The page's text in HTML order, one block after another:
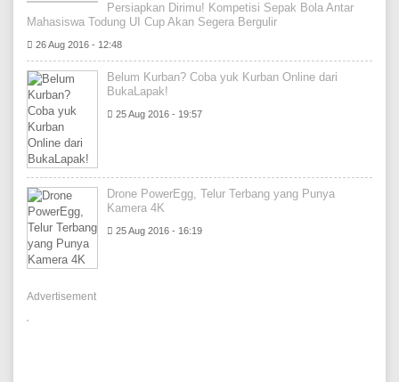
Persiapkan Dirimu! Kompetisi Sepak Bola Antar
Mahasiswa Todung UI Cup Akan Segera Bergulir
26 Aug 2016 - 12:48
Belum Kurban? Coba yuk Kurban Online dari
BukaLapak!
25 Aug 2016 - 19:57
Drone PowerEgg, Telur Terbang yang Punya
Kamera 4K
25 Aug 2016 - 16:19
Advertisement